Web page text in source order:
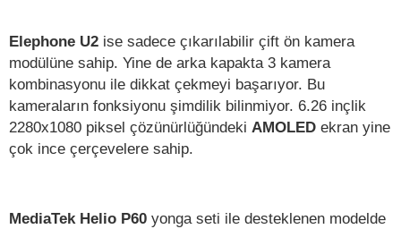
Elephone U2 ise sadece çıkarılabilir çift ön kamera
modülüne sahip. Yine de arka kapakta 3 kamera
kombinasyonu ile dikkat çekmeyi başarıyor. Bu
kameraların fonksiyonu şimdilik bilinmiyor. 6.26 inçlik
2280x1080 piksel çözünürlüğündeki AMOLED ekran yine
çok ince çerçevelere sahip.
MediaTek Helio P60 yonga seti ile desteklenen modelde